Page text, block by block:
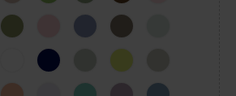
Army GreenPowder PinkBlue HazeTaupe
Navy Acidity
Electric Sunstone
Grape IceRetro Dusty LilacAstro Blue